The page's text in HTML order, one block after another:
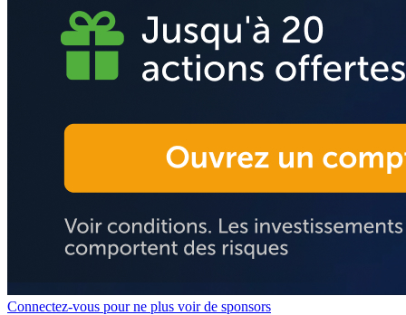
Connectez-vous pour ne plus voir de sponsors